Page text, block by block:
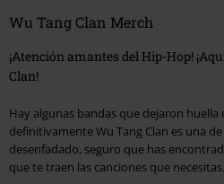
Wu Tang Clan Merch
¡Atención amantes del Hip-Hop!
Clan!
Hay algunas bandas que dejaron huella
definitivamente Wu Tang Clan es una
desenfadado, seguro que has
que te traen las canciones que necesitas.